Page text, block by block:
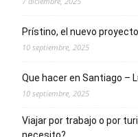
Prístino, el nuevo
10 septiembre, 2025
Que hacer en Santiago –
10 septiembre, 2025
Viajar por trabajo o por